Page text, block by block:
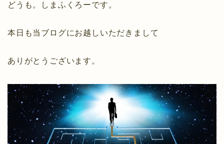
どうも。しまふくろーです。
本日も当ブログにお越しいただきまして
ありがとうございます。